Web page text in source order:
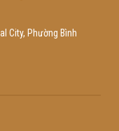
City, Phường Bình